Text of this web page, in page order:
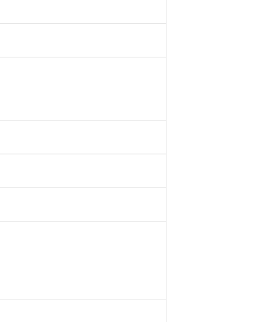
に対応した製品が提供可能な商品です。
対応した製品に切り替える予定のある商品です。
有に非対応の商品で、対応品を出す予定はありません。
有の対応状況を調査中または確認中の商品です。